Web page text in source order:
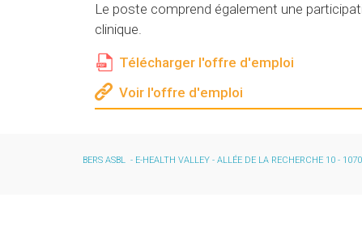
Le poste comprend également une
clinique.
Télécharger l'offre d'emploi
Voir l'offre d'emploi
BERS ASBL - E-HEALTH VALLEY - ALLÉE DE LA RECHERCHE 10 -